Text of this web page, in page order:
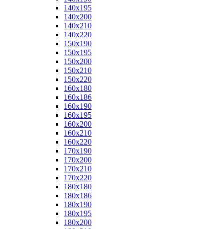
140x195
140x200
140x210
140x220
150x190
150x195
150x200
150x210
150x220
160x180
160x186
160x190
160x195
160x200
160x210
160x220
170x190
170x200
170x210
170x220
180x180
180x186
180x190
180x195
180x200